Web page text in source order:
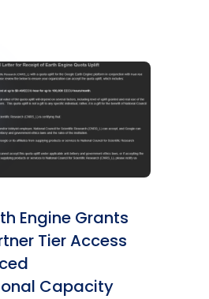
Engine Grants
Tier Access
Capacity